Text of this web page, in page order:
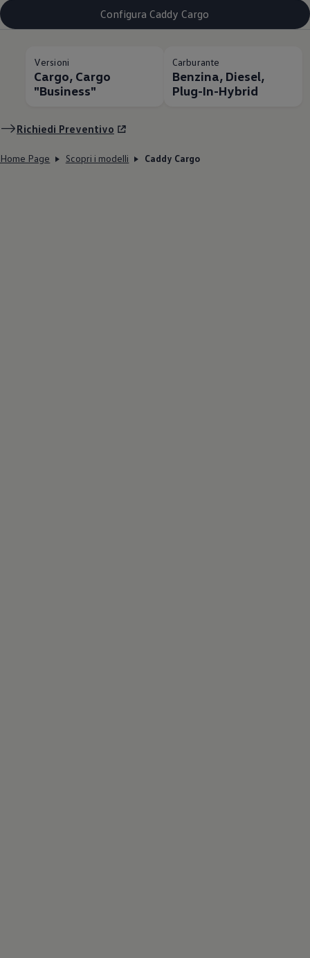
Configura Caddy Cargo
Versioni
Cargo, Cargo
"Business"
Carburante
Benzina, Diesel,
Plug-In-Hybrid
Richiedi Preventivo
Home Page Scopri i modelli Caddy Cargo